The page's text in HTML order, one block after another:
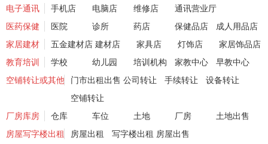
电子通讯
手机店 电脑店 维修店
通讯营业厅
医药保健
医院 诊所 药店 保健品店
成人用品店
家居建材
五金建材店 建材店 家具店 灯饰店
家居饰品店
教育培训
学校 幼儿园 培训机构 家教中心
早教中心
空铺转让或其他
门市出租出售 公司转让 手续转让
设备转让
空铺转让
厂房库房
仓库 车位 土地 厂房
土地出售
房屋写字楼出租
房屋出租 写字楼出租 房屋出售